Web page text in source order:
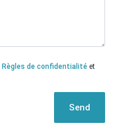
Règles de confidentialité et
Send